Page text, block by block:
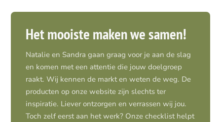
Het mooiste maken we samen!
Natalie en Sandra gaan graag voor je aan de slag
en komen met een attentie die jouw doelgroep
raakt. Wij kennen de markt en weten de weg. De
producten op onze website zijn slechts ter
inspiratie. Liever ontzorgen en verrassen wij jou.
Toch zelf eerst aan het werk? Onze checklist helpt